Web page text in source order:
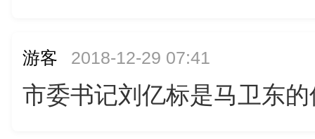
游客 2018-12-29 07:41
市委书记刘亿标是马卫东